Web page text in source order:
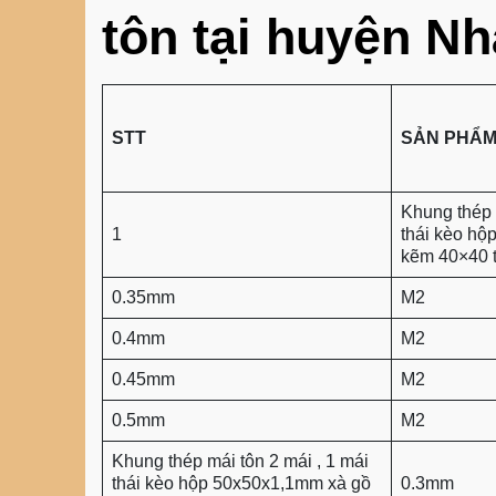
tôn tại huyện
STT SẢN PHẨM
1
Khung
thái kèo
kẽm 40×40
0.35mm M2
0.4mm M2
0.45mm M2
0.5mm M2
Khung thép mái tôn 2 mái , 1 mái
thái kèo hộp 50x50x1,1mm xà gồ
0.3mm